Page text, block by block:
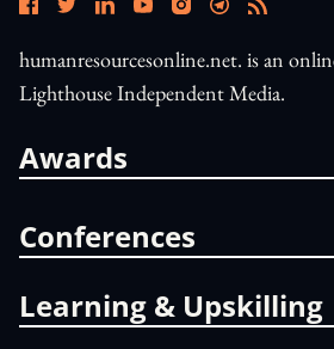
humanresourcesonline.net. is an
Lighthouse Independent Media.
Awards
Conferences
Learning & Upskilling